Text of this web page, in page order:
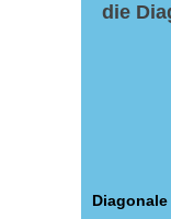
die
Diagonale